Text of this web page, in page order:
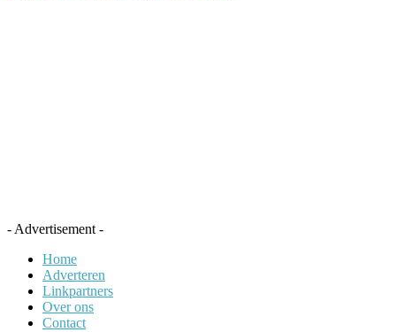
- Advertisement -
Home
Adverteren
Linkpartners
Over ons
Contact